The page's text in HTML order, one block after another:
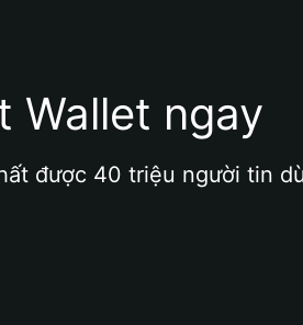
Wallet ngay
được 40 triệu người tin